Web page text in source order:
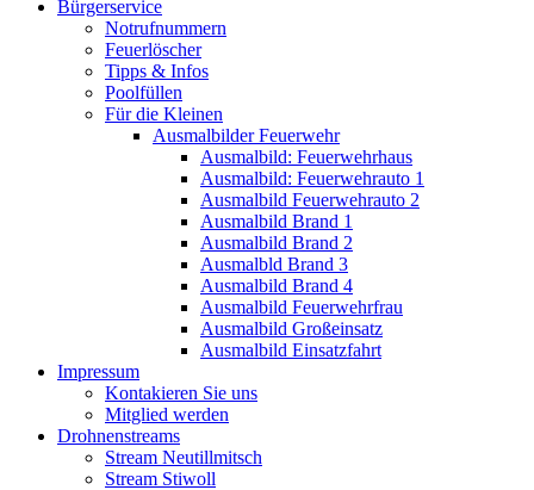
Bürgerservice
Notrufnummern
Feuerlöscher
Tipps & Infos
Poolfüllen
Für die Kleinen
Ausmalbilder Feuerwehr
Ausmalbild: Feuerwehrhaus
Ausmalbild: Feuerwehrauto 1
Ausmalbild Feuerwehrauto 2
Ausmalbild Brand 1
Ausmalbild Brand 2
Ausmalbld Brand 3
Ausmalbild Brand 4
Ausmalbild Feuerwehrfrau
Ausmalbild Großeinsatz
Ausmalbild Einsatzfahrt
Impressum
Kontakieren Sie uns
Mitglied werden
Drohnenstreams
Stream Neutillmitsch
Stream Stiwoll